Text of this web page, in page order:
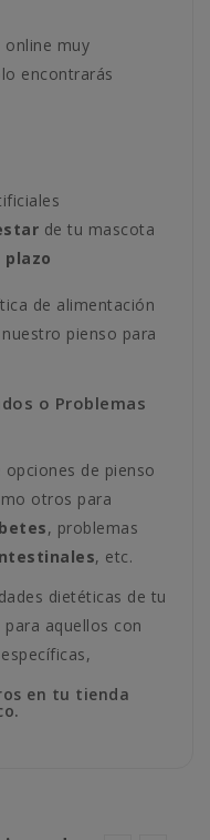
muy
encontrarás
de tu mascota
plazo
de alimentación
pienso para
o Problemas
de pienso
otros para
, problemas
, etc.
dietéticas de tu
aquellos con
en tu tienda